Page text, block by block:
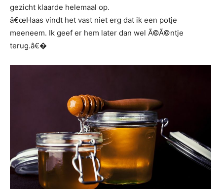
gezicht klaarde helemaal op.
â€œHaas vindt het vast niet erg dat ik een potje
meeneem. Ik geef er hem later dan wel Ã©Ã©ntje
terug.â€�